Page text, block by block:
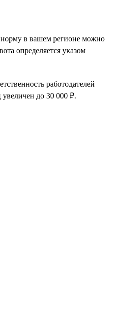
норму в вашем регионе можно
определяется указом
работодателей
до 30 000 ₽.